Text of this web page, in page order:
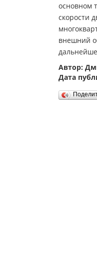
основном
скорости
внешний
Автор:
Дата